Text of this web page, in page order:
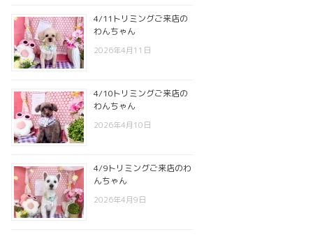
4/11トリミングご来店の
わんちゃん
2026年4月11日
4/10トリミングご来店の
わんちゃん
2026年4月10日
4/9トリミングご来店のわ
んちゃん
2026年4月9日